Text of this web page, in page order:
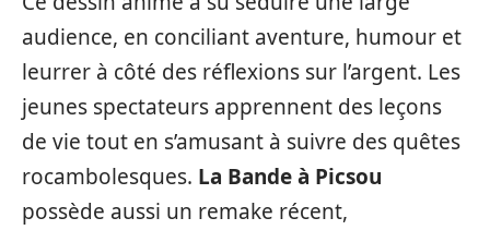
audience, en conciliant aventure, humour et
leurrer à côté des réflexions sur l’argent. Les
jeunes spectateurs apprennent des leçons
de vie tout en s’amusant à suivre des quêtes
rocambolesques. La Bande à Picsou
possède aussi un remake récent,